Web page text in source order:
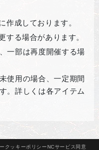
作成しております。
する場合があります。
一部は再度開催する場
使用の場合、一定期間
。詳しくは各アイテム
クッキーポリシーNCサービス 同意